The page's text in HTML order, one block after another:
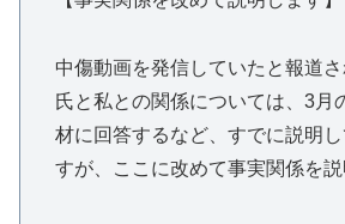
中傷動画を発信していたと報道
氏と私との関係については、3月
材に回答するなど、すでに説明
すが、ここに改めて事実関係を説